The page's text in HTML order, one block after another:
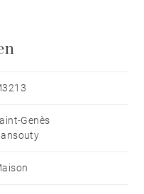
un espace
- salon, salle à manger
jardin arboré
de leur propre salle
qu'une vaste suite
Genès